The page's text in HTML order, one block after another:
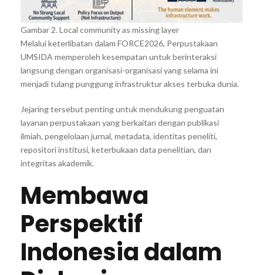
Gambar 2. Local community as missing layer
Melalui keterlibatan dalam FORCE2026, Perpustakaan
UMSIDA memperoleh kesempatan untuk berinteraksi
langsung dengan organisasi-organisasi yang selama ini
menjadi tulang punggung infrastruktur akses terbuka dunia.
Jejaring tersebut penting untuk mendukung penguatan
layanan perpustakaan yang berkaitan dengan publikasi
ilmiah, pengelolaan jurnal, metadata, identitas peneliti,
repositori institusi, keterbukaan data penelitian, dan
integritas akademik.
Membawa
Perspektif
Indonesia dalam